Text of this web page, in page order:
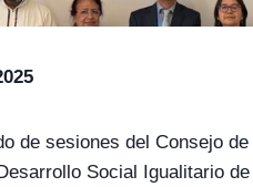
de sesiones del Consejo
Social Igualitario